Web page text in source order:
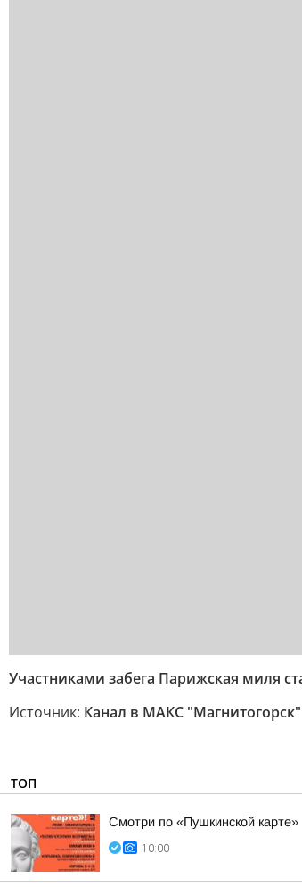
Участниками забега Парижская миля
Источник: Канал в МАКС "Магнитогорск"
ТОП
Смотри по «Пушкинской карте»
10:00